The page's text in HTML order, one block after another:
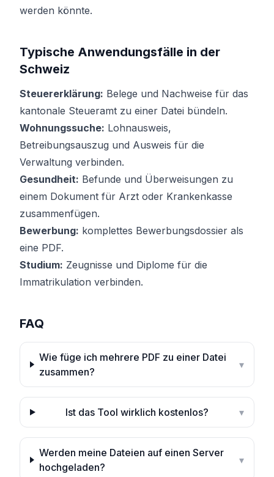
werden könnte.
Typische Anwendungsfälle in der
Schweiz
Steuererklärung: Belege und Nachweise für das
kantonale Steueramt zu einer Datei bündeln.
Wohnungssuche: Lohnausweis,
Betreibungsauszug und Ausweis für die
Verwaltung verbinden.
Gesundheit: Befunde und Überweisungen zu
einem Dokument für Arzt oder Krankenkasse
zusammenfügen.
Bewerbung: komplettes Bewerbungsdossier als
eine PDF.
Studium: Zeugnisse und Diplome für die
Immatrikulation verbinden.
FAQ
Wie füge ich mehrere PDF zu einer Datei
zusammen?
▾
Ist das Tool wirklich kostenlos? ▾
Werden meine Dateien auf einen Server
hochgeladen?
▾